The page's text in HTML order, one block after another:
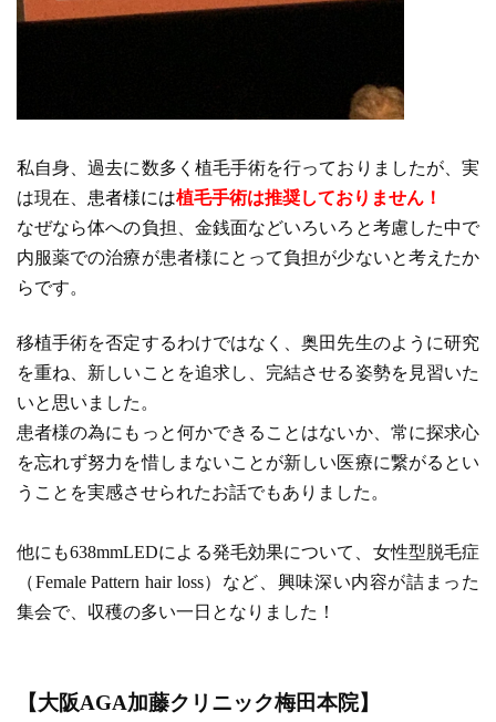
私自身、過去に数多く植毛手術を行っておりましたが、実
は現在、 患者様には植毛手術は推奨しておりません！
なぜなら体への負担、金銭面などいろいろと考慮した中で
内服薬での治療が患者様にとって負担が少ないと考えたか
らです。
移植手術を否定するわけではなく、奥田先生のように研究
を重ね、新しいことを追求し、完結させる姿勢を見習いた
いと思いました。
患者様の為にもっと何かできる ことはないか、常に探求心
を忘れず努力を惜しまないことが新しい医療に繋がるとい
うことを実感させられたお話でもありました。
他にも638mmLEDによる発毛効果について、女性型脱毛症
（Female Pattern hair loss）など、興味深い内容が詰まった
集会で、収穫の多い一日となりました！
【大阪AGA加藤クリニック梅田本院】